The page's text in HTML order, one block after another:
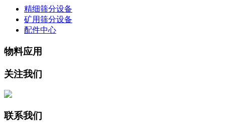
精细筛分设备
矿用筛分设备
配件中心
物料应用
关注我们
联系我们